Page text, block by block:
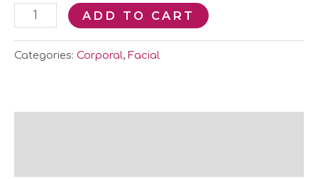
ADD TO CART
Categories: Corporal, Facial